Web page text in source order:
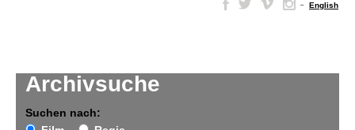
– English
Archivsuche
Suchen nach: